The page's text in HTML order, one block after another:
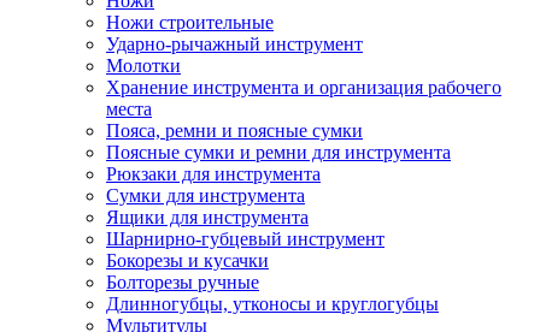
Ножи строительные
Ударно-рычажный инструмент
Молотки
Хранение инструмента и организация рабочего
места
Пояса, ремни и поясные сумки
Поясные сумки и ремни для инструмента
Рюкзаки для инструмента
Сумки для инструмента
Ящики для инструмента
Шарнирно-губцевый инструмент
Бокорезы и кусачки
Болторезы ручные
Длинногубцы, утконосы и круглогубцы
Мультитулы